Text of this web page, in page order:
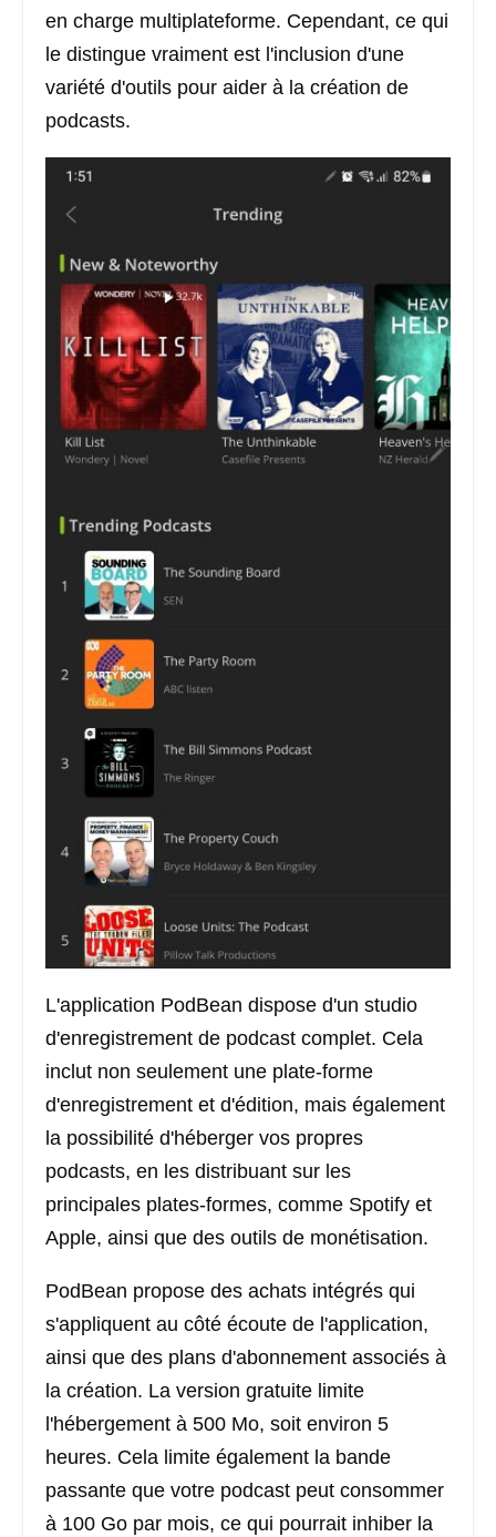
en charge multiplateforme. Cependant, ce qui
le distingue vraiment est l'inclusion d'une
variété d'outils pour aider à la création de
podcasts.
L'application PodBean dispose d'un studio
d'enregistrement de podcast complet. Cela
inclut non seulement une plate-forme
d'enregistrement et d'édition, mais également
la possibilité d'héberger vos propres
podcasts, en les distribuant sur les
principales plates-formes, comme Spotify et
Apple, ainsi que des outils de monétisation.
PodBean propose des achats intégrés qui
s'appliquent au côté écoute de l'application,
ainsi que des plans d'abonnement associés à
la création. La version gratuite limite
l'hébergement à 500 Mo, soit environ 5
heures. Cela limite également la bande
passante que votre podcast peut consommer
à 100 Go par mois, ce qui pourrait inhiber la